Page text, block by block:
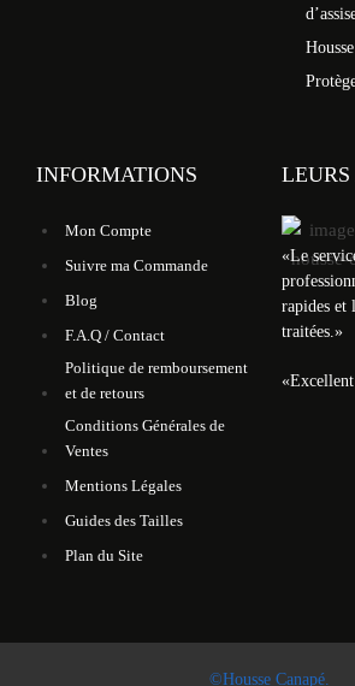
INFORMATIONS
Mon Compte
Suivre ma Commande
Blog
F.A.Q / Contact
Politique de remboursement
et de retours
Conditions Générales de
Ventes
Mentions Légales
Guides des Tailles
Plan du Site
LEURS
«Le
rapides et
traitées. »
«
©Housse Canapé.